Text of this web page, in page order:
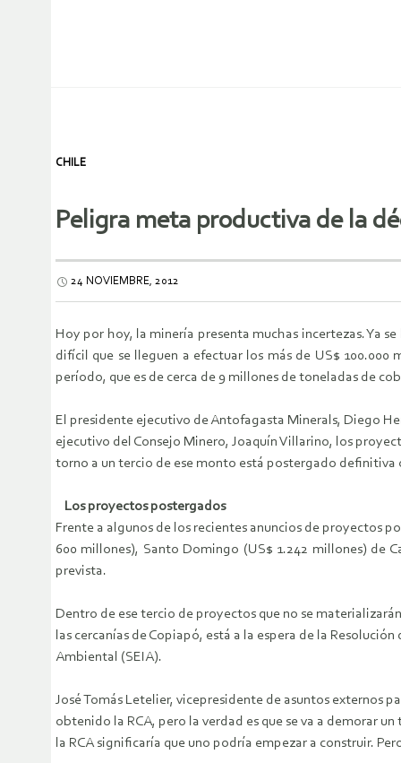
CHILE
Peligra meta productiva de la
24 NOVIEMBRE, 2012
Hoy por hoy, la minería presenta muchas incertezas. Ya
difícil que se lleguen a efectuar los más de US$
período, que es de cerca de 9 millones de toneladas de
El presidente ejecutivo de Antofagasta Minerals, Diego
ejecutivo del Consejo Minero, Joaquín Villarino, los
torno a un tercio de ese monto está postergado definitiva
Los proyectos postergados
Frente a algunos de los recientes anuncios de proyectos
600 millones), Santo Domingo (US$ 1.242 millones) de
prevista.
Dentro de ese tercio de proyectos que no se
las cercanías de Copiapó, está a la espera de la
Ambiental (SEIA).
José Tomás Letelier, vicepresidente de asuntos externos
obtenido la RCA, pero la verdad es que se va a demorar
la RCA significaría que uno podría empezar a construir.